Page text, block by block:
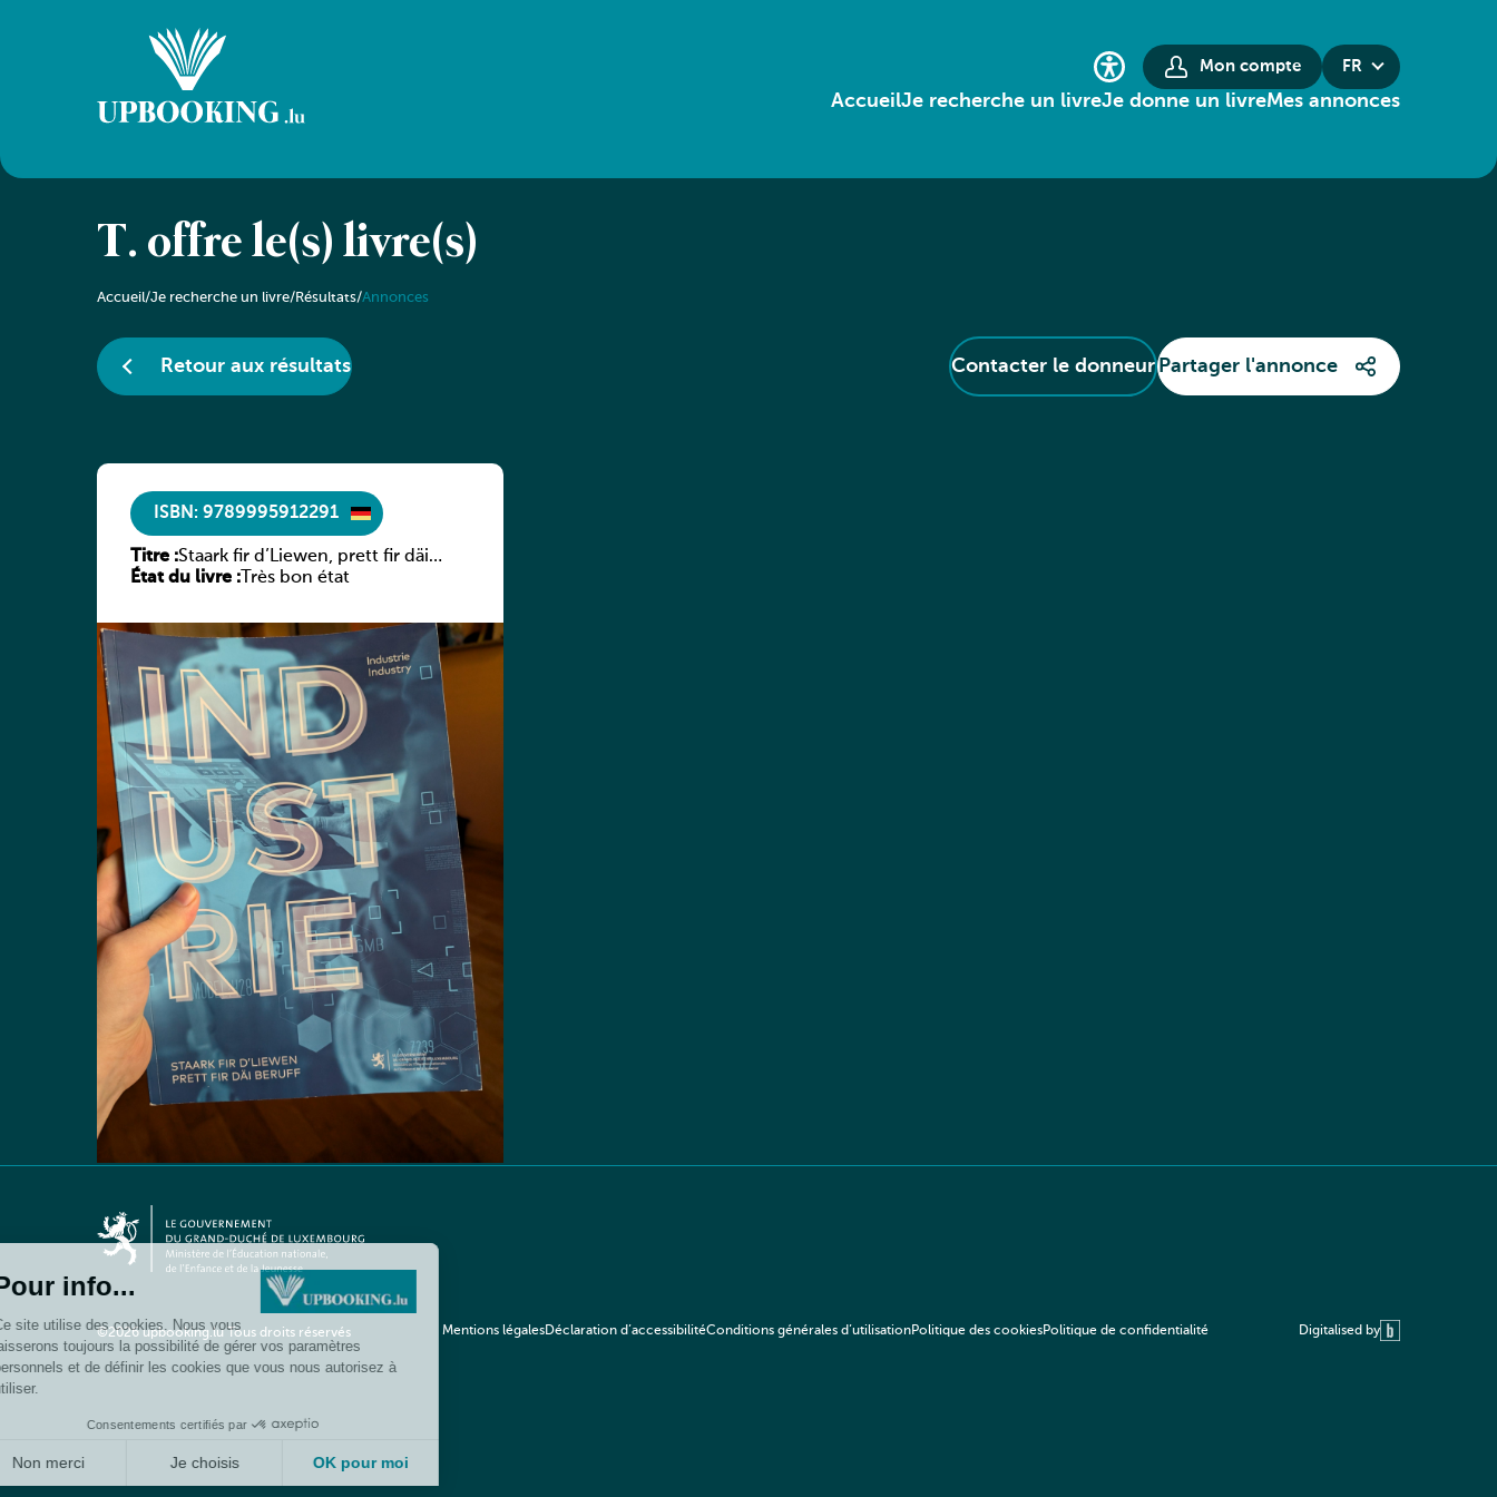
Mon compte FR
AccueilJe recherche un livreJe donne un livreMes annonces
T. offre le(s) livre(s)
Accueil/Je recherche un livre/Résultats/Annonces
Retour aux résultats Contacter le donneur Partager l'annonce
ISBN: 9789995912291
Titre :Staark fir d’Liewen, prett fir däi
Beruff – Industrie
État du livre : Très bon état
©2026 upbooking.lu Tous droits réservés Mentions légalesDéclaration d’accessibilitéConditions générales d’utilisationPolitique des cookiesPolitique de confidentialité Digitalised by